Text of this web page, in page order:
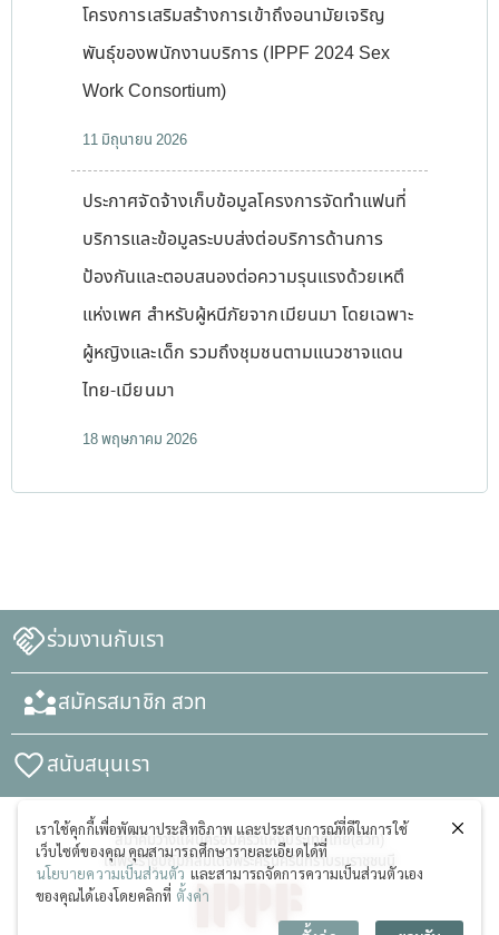
โครงการเสริมสร้างการเข้าถึงอนามัยเจริญ
พันธุ์ของพนักงานบริการ (IPPF 2024 Sex
Work Consortium)
11 มิถุนายน 2026
ประกาศจัดจ้างเก็บข้อมูลโครงการจัดทำแฟนที่
บริการและข้อมูลระบบส่งต่อบริการด้านการ
ป้องกันและตอบสนองต่อความรุนแรงด้วยเหตึ
แห่งเพศ สำหรับผู้หนีภัยจากเมียนมา โดยเฉพาะ
ผู้หญิงและเด็ก รวมถึงชุมชนตามแนวชาจแดน
ไทย-เมียนมา
18 พฤษภาคม 2026
ร่วมงานกับเรา
สมัครสมาชิก สวท
สนับสนุนเรา
สมาคมวางแผนครอบครัวแห่งประเทศไทย(สวท)
ในพระราชูปถัมภ์สมเด็จพระศรีนครินทราบรมราชชนนี
เราใช้คุกกี้เพื่อพัฒนาประสิทธิภาพ และประสบการณ์ที่ดีในการใช้
เว็บไซต์ของคุณ คุณสามารถศึกษารายละเอียดได้ที่
นโยบายความเป็นส่วนตัว และสามารถจัดการความเป็นส่วนตัวเอง
ของคุณได้เองโดยคลิกที่ ตั้งค่า